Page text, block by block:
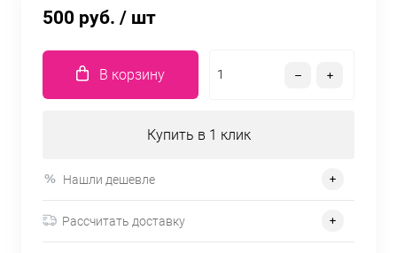
500 руб. / шт
В корзину
Купить в 1 клик
Нашли дешевле
Рассчитать доставку